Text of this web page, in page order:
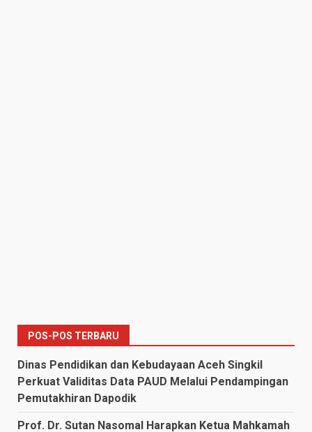
POS-POS TERBARU
Dinas Pendidikan dan Kebudayaan Aceh Singkil
Perkuat Validitas Data PAUD Melalui Pendampingan
Pemutakhiran Dapodik
Prof. Dr. Sutan Nasomal Harapkan Ketua Mahkamah